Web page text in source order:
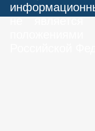
не является